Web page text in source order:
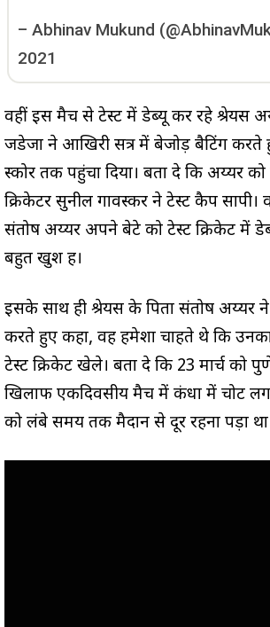
– Abhinav Mukund
2021
वहीं इस मैच से टेस्ट में डेब्यू कर रहे श्रेयस
जडेजा ने आखिरी सत्र में बेजोड़ बैटिंग
स्कोर तक पहुंचा दिया। बता दे कि अय्यर को
क्रिकेटर सुनील गावस्कर ने टेस्ट कैप सौंपी।
संतोष अय्यर अपने बेटे को टेस्ट क्रिकेट में
बहुत खुश हैं।
इसके साथ ही श्रेयस के पिता संतोष अय्यर ने
करते हुए कहा, वह हमेशा चाहते थे कि
टेस्ट क्रिकेट खेले। बता दे कि 23 मार्च को
खिलाफ एकदिवसीय मैच में कंधा में चोट
को लंबे समय तक मैदान से दूर रहना पड़ा